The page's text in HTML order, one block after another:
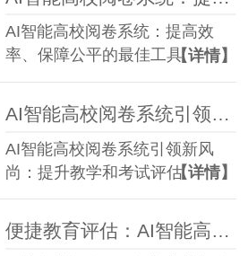
AI智能高校阅卷系统：提高效
率、保障公平的最佳工具【详情】
AI智能高校阅卷系统引领新风尚：提升教学和考试评估
AI智能高校阅卷系统引领新风
尚：提升教学和考试评估【详情】
便捷教育评估：AI智能高校阅卷系统的卓越